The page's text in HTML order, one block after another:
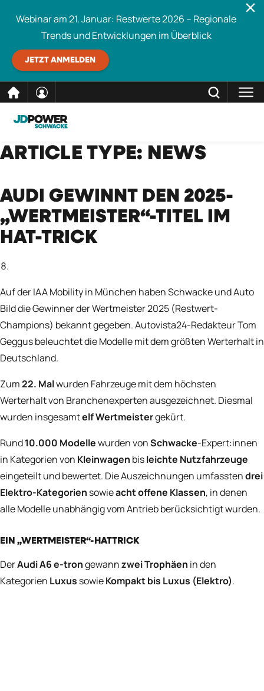
direkt
Webinar am 21. Januar: Restwerte 2026 – Regionale
Trends und Entwicklungen im Überblick
JETZT ANMELDEN
Schwacke durchsuchen SCHLIESSEN
ARTICLE TYPE: NEWS
AUDI GEWINNT DEN 2025-
„WERTMEISTER“-TITEL IM
HAT-TRICK
Auf der IAA Mobility in München haben Schwacke und Auto
Bild die Gewinner der Wertmeister 2025 (Restwert-
Champions) bekannt gegeben. Autovista24-Redakteur Tom
Geggus beleuchtet die Modelle mit dem größten Werterhalt in
Deutschland.
Zum22. Malwurden Fahrzeuge mit dem höchsten
Werterhalt von Branchenexperten ausgezeichnet. Diesmal
wurden insgesamtelf Wertmeistergekürt.
Rund10.000 Modellewurden vonSchwacke-Expert:innen
in Kategorien von Kleinwagen bisleichte Nutzfahrzeuge
eingeteilt und bewertet. Die Auszeichnungen umfasstendrei
Elektro-Kategorien sowieacht offene Klassen, in denen
alle Modelle unabhängig vom Antrieb berücksichtigt wurden.
EIN „WERTMEISTER“-HATTRICK
DerAudi A6 e-trongewannzwei Trophäen in den
Kategorien Luxus sowieKompakt bis Luxus (Elektro).